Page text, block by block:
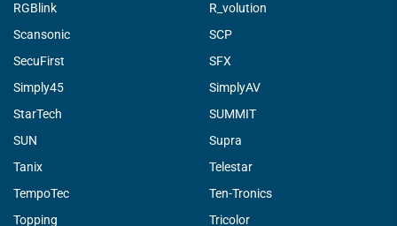
RGBlink
R_volution
Scansonic
SCP
SecuFirst
SFX
Simply45
SimplyAV
StarTech
SUMMIT
SUN
Supra
Tanix
Telestar
TempoTec
Ten-Tronics
Topping
Tricolor